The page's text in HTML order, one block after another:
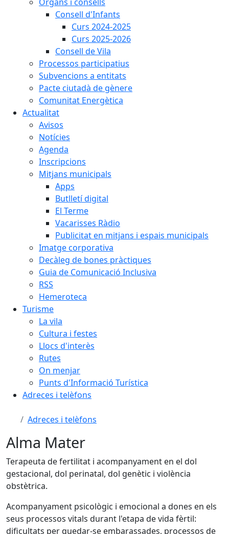
Consell d'Infants
Curs 2024-2025
Curs 2025-2026
Consell de Vila
Processos participatius
Subvencions a entitats
Pacte ciutadà de gènere
Comunitat Energètica
Actualitat
Avisos
Notícies
Agenda
Inscripcions
Mitjans municipals
Apps
Butlletí digital
El Terme
Vacarisses Ràdio
Publicitat en mitjans i espais municipals
Imatge corporativa
Decàleg de bones pràctiques
Guia de Comunicació Inclusiva
RSS
Hemeroteca
Turisme
La vila
Cultura i festes
Llocs d'interès
Rutes
On menjar
Punts d'Informació Turística
Adreces i telèfons
Adreces i telèfons
Alma Mater
Terapeuta de fertilitat i acompanyament en el dol
gestacional, dol perinatal, dol genètic i violència
obstètrica.
Acompanyament psicològic i emocional a dones en els
seus processos vitals durant l'etapa de vida fèrtil:
dificultats per quedar-se embarassades, processos de